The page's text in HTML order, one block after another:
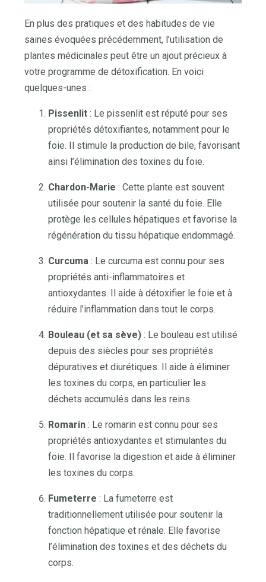
En plus des pratiques et des habitudes de vie
saines évoquées précédemment, l’utilisation de
plantes médicinales peut être un ajout précieux à
votre programme de détoxification. En voici
quelques-unes :
Pissenlit : Le pissenlit est réputé pour ses
propriétés détoxifiantes, notamment pour le
foie. Il stimule la production de bile, favorisant
ainsi l’élimination des toxines du foie.
Chardon-Marie : Cette plante est souvent
utilisée pour soutenir la santé du foie. Elle
protège les cellules hépatiques et favorise la
régénération du tissu hépatique endommagé.
Curcuma : Le curcuma est connu pour ses
propriétés anti-inflammatoires et
antioxydantes. Il aide à détoxifier le foie et à
réduire l’inflammation dans tout le corps.
Bouleau (et sa sève) : Le bouleau est utilisé
depuis des siècles pour ses propriétés
dépuratives et diurétiques. Il aide à éliminer
les toxines du corps, en particulier les
déchets accumulés dans les reins.
Romarin : Le romarin est connu pour ses
propriétés antioxydantes et stimulantes du
foie. Il favorise la digestion et aide à éliminer
les toxines du corps.
Fumeterre : La fumeterre est
traditionnellement utilisée pour soutenir la
fonction hépatique et rénale. Elle favorise
l’élimination des toxines et des déchets du
corps.